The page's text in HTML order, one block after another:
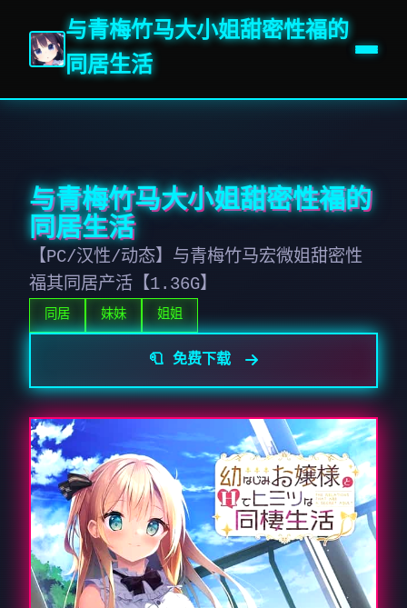
与青梅竹马大小姐甜密性福的
同居生活
与青梅竹马大小姐甜密性福的
同居生活
【PC/汉性/动态】与青梅竹马宏微姐甜密性
福其同居产活【1.36G】
同居 妹妹 姐姐
🧻 免费下载